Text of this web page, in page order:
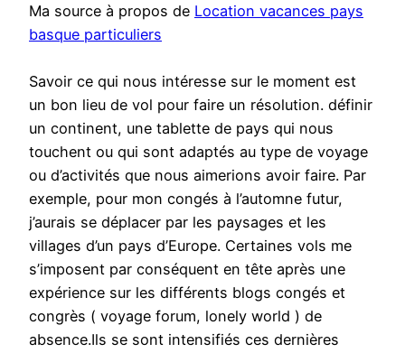
Ma source à propos de Location vacances pays
basque particuliers
Savoir ce qui nous intéresse sur le moment est
un bon lieu de vol pour faire un résolution. définir
un continent, une tablette de pays qui nous
touchent ou qui sont adaptés au type de voyage
ou d’activités que nous aimerions avoir faire. Par
exemple, pour mon congés à l’automne futur,
j’aurais se déplacer par les paysages et les
villages d’un pays d’Europe. Certaines vols me
s’imposent par conséquent en tête après une
expérience sur les différents blogs congés et
congrès ( voyage forum, lonely world ) de
absence.Ils se sont intensifiés ces dernières